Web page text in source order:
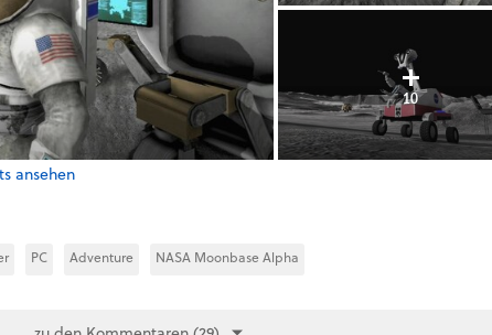
10
ansehen
PC Adventure NASA Moonbase Alpha